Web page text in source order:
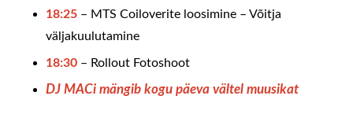
18:25 – MTS Coiloverite loosimine – Võitja
väljakuulutamine
18:30– Rollout Fotoshoot
DJ MACi mängib kogu päeva vältel muusikat